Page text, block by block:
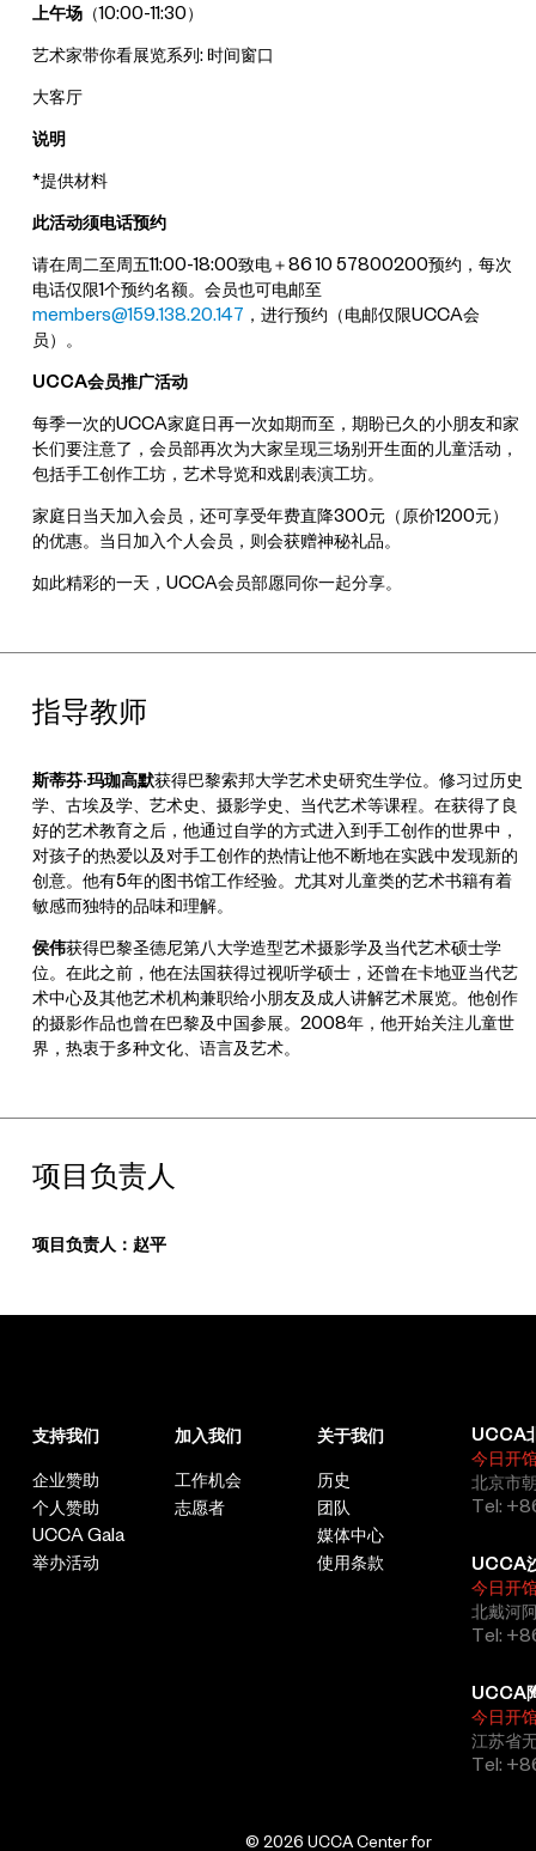
上午场（10:00-11:30）
艺术家带你看展览系列: 时间窗口
大客厅
说明
*提供材料
此活动须电话预约
请在周二至周五11:00-18:00致电＋86 10 57800200预约，每次
电话仅限1个预约名额。会员也可电邮至
members@159.138.20.147 ，进行预约（电邮仅限UCCA会
员）。
UCCA会员推广活动
每季一次的UCCA家庭日再一次如期而至，期盼已久的小朋友和家
长们要注意了，会员部再次为大家呈现三场别开生面的儿童活动，
包括手工创作工坊，艺术导览和戏剧表演工坊。
家庭日当天加入会员，还可享受年费直降300元（原价1200元）
的优惠。当日加入个人会员，则会获赠神秘礼品。
如此精彩的一天，UCCA会员部愿同你一起分享。
指导教师
斯蒂芬·玛珈高默获得巴黎索邦大学艺术史研究生学位。修习过历史
学、古埃及学、艺术史、摄影学史、当代艺术等课程。在获得了良
好的艺术教育之后，他通过自学的方式进入到手工创作的世界中，
对孩子的热爱以及对手工创作的热情让他不断地在实践中发现新的
创意。他有5年的图书馆工作经验。尤其对儿童类的艺术书籍有着
敏感而独特的品味和理解。
侯伟获得巴黎圣德尼第八大学造型艺术摄影学及当代艺术硕士学
位。在此之前，他在法国获得过视听学硕士，还曾在卡地亚当代艺
术中心及其他艺术机构兼职给小朋友及成人讲解艺术展览。他创作
的摄影作品也曾在巴黎及中国参展。2008年，他开始关注儿童世
界，热衷于多种文化、语言及艺术。
项目负责人
项目负责人：赵平
支持我们
企业赞助
个人赞助
UCCA Gala
举办活动
加入我们
工作机会
志愿者
关于我们
历史
团队
媒体中心
使用条款
UCCA
今日开
北京市
Tel:
UCCA
今日开
北戴河
Tel:
UCCA
今日开
江苏省
Tel:
© 2026 UCCA Center for